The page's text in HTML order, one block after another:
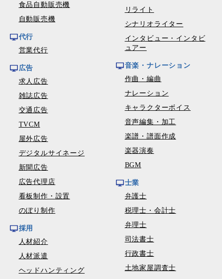
食品自動販売機
自動販売機
代行
営業代行
広告
求人広告
雑誌広告
交通広告
TVCM
屋外広告
デジタルサイネージ
新聞広告
広告代理店
看板制作・設置
のぼり制作
採用
人材紹介
人材派遣
ヘッドハンティング
リライト
シナリオライター
インタビュー・インタビ
ュアー
音楽・ナレーション
作曲・編曲
ナレーション
キャラクターボイス
音声編集・加工
楽譜・譜面作成
楽器演奏
BGM
士業
弁護士
税理士・会計士
弁理士
司法書士
行政書士
土地家屋調査士